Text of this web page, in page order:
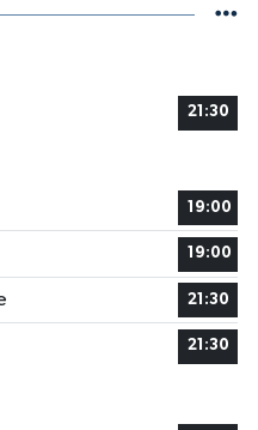
21:30
19:00
19:00
21:30
21:30